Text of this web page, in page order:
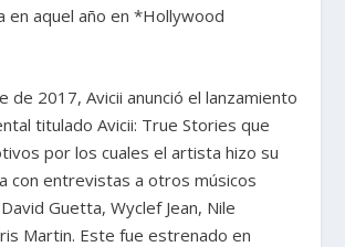
en aquel año en *Hollywood
de 2017, Avicii anunció el lanzamiento
titulado Avicii: True Stories que
por los cuales el artista hizo su
con entrevistas a otros músicos
Guetta, Wyclef Jean, Nile
Martin. Este fue estrenado en